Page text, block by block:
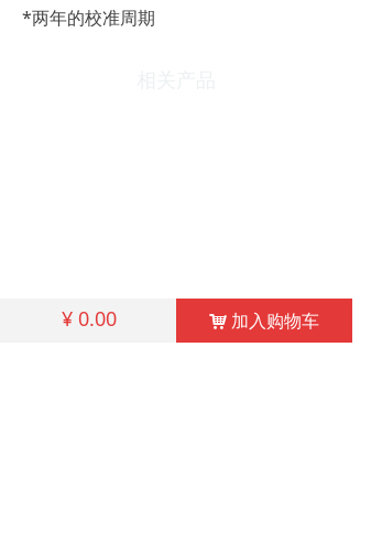
*两年的校准周期
¥ 0.00 낙 加入购物车